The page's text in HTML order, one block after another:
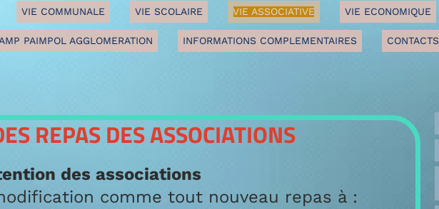
VIE COMMUNALE VIE SCOLAIRE VIE ASSOCIATIVE VIE ECONOMIQUE
PAIMPOL AGGLOMERATION INFORMATIONS COMPLEMENTAIRES CONTACTS
REPAS DES ASSOCIATIONS
des associations
comme tout nouveau repas à :